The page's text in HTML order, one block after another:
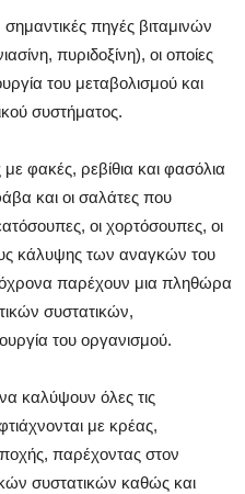
πηγές βιταμινών
πυριδοξίνη), οι οποίες
του μεταβολισμού και
συστήματος.
φακές, ρεβίθια και φασόλια
και οι σαλάτες που
οι χορτόσουπες, οι
κάλυψης των αναγκών του
παρέχουν μια πληθώρα
συστατικών,
του οργανισμού.
καλύψουν όλες τις
με κρέας,
παρέχοντας στον
συστατικών καθώς και